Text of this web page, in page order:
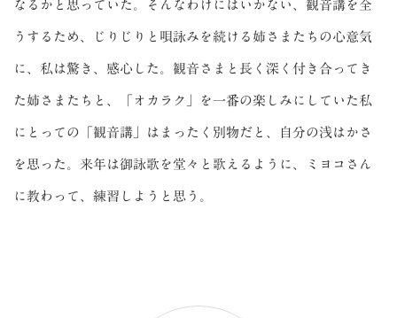
なるかと思っていた。そんなわけにはいかない、観音講を全
うするため、じりじりと唄詠みを続ける姉さまたちの心意気
に、私は驚き、感心した。観音さまと長く深く付き合ってき
た姉さまたちと、「オカラク」を一番の楽しみにしていた私
にとっての「観音講」はまったく別物だと、自分の浅はかさ
を思った。来年は御詠歌を堂々と歌えるように、ミヨコさん
に教わって、練習しようと思う。